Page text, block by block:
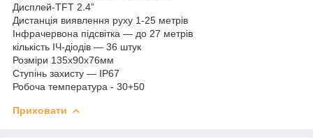
Дисплей-TFT 2.4”
Дистанція виявлення руху 1-25 метрів
Інфрачервона підсвітка — до 27 метрів
кількість ІЧ-діодів — 36 штук
Розміри 135х90х76мм
Ступінь захисту — IP67
Робоча температура - 30+50
Приховати